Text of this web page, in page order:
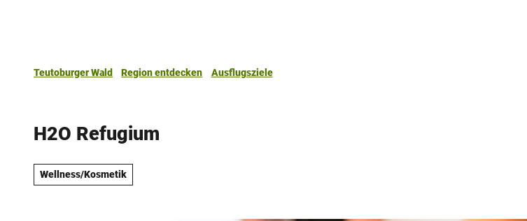
Teutoburger Wald Region entdecken
Ausflugsziele
H2O Refugium
Wellness/Kosmetik